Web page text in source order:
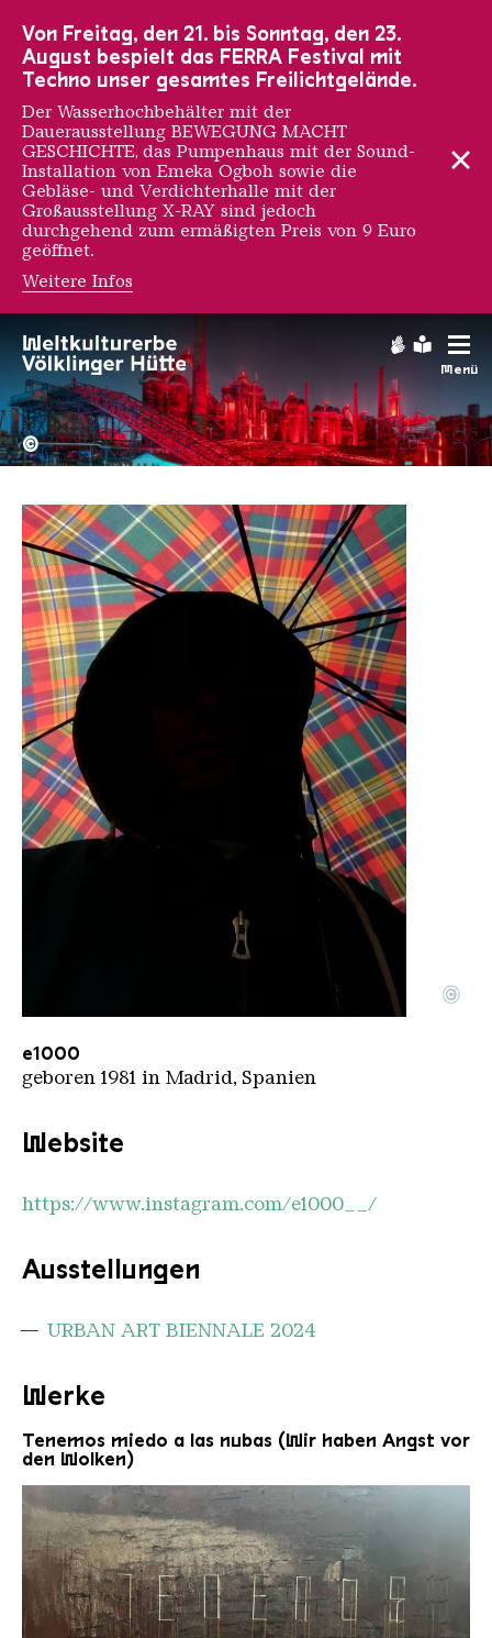
Menü
e1000
Hochofengruppe in Rot
Copyright:
©
e1000
Copyright: e1000
©
e1000
geboren 1981 in Madrid, Spanien
Website
https://www.instagram.com/e1000__/
Ausstellungen
URBAN ART BIENNALE 2024
Werke
Tenemos miedo a las nubas (Wir haben Angst vor
den Wolken)
Von Freitag, den 21. bis Sonntag, den 23.
August bespielt das FERRA Festival mit
Techno unser gesamtes Freilichtgelände.
Der Wasserhochbehälter mit der
Dauerausstellung BEWEGUNG MACHT
GESCHICHTE, das Pumpenhaus mit der Sound-
Installation von Emeka Ogboh sowie die
Gebläse- und Verdichterhalle mit der
Großausstellung X-RAY sind jedoch
durchgehend zum ermäßigten Preis von 9 Euro
geöffnet.
Weitere Infos